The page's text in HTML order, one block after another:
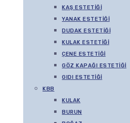
KAŞ ESTETIĞI
YANAK ESTETIĞI
DUDAK ESTETIĞI
KULAK ESTETIĞI
ÇENE ESTETIĞI
GÖZ KAPAĞI ESTETIĞI
GIDI ESTETIĞI
KBB
KULAK
BURUN